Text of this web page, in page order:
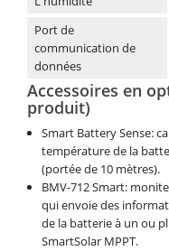
Port de
communication de
données
Accessoires en
produit)
Smart Battery Sense:
température de la
(portée de 10 mètres).
BMV-712 Smart:
qui envoie des
de la batterie à un ou
SmartSolar MPPT.